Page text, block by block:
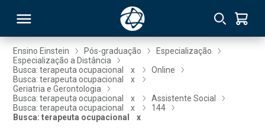
Ensino Einstein Pós-graduação
Especialização
Especialização a Distância
Busca: terapeuta ocupacional
x
Online
Busca: terapeuta ocupacional
x
Geriatria e Gerontologia
Busca: terapeuta ocupacional
x
Assistente Social
Busca: terapeuta ocupacional
x
144
Busca: terapeuta ocupacional
x